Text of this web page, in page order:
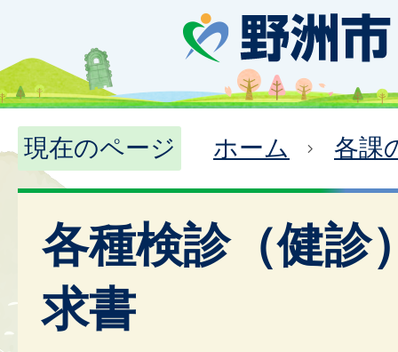
現在のページ ホーム 各課
各種検診（健診
求書